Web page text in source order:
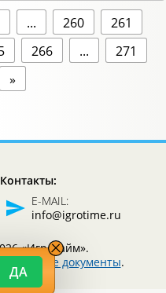
... 260
261
266 ...
271
»
Контакты:
E-MAIL:
info@igrotime.ru
«Игротайм».
документы.
ДА